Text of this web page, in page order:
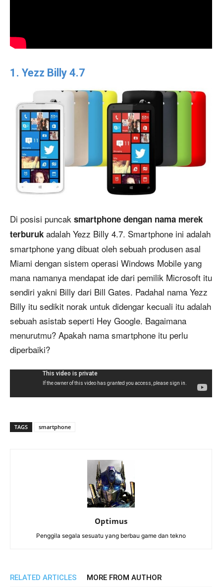
1. Yezz Billy 4.7
Di posisi puncak smartphone dengan nama merek
terburuk adalah Yezz Billy 4.7. Smartphone ini adalah
smartphone yang dibuat oleh sebuah produsen asal
Miami dengan sistem operasi Windows Mobile yang
mana namanya mendapat ide dari pemilik Microsoft itu
sendiri yakni Billy dari Bill Gates. Padahal nama Yezz
Billy itu sedikit norak untuk didengar kecuali itu adalah
sebuah asistab seperti Hey Google. Bagaimana
menurutmu? Apakah nama smartphone itu perlu
diperbaiki?
TAGS smartphone
Optimus
Penggila segala sesuatu yang berbau game dan tekno
RELATED ARTICLES MORE FROM AUTHOR